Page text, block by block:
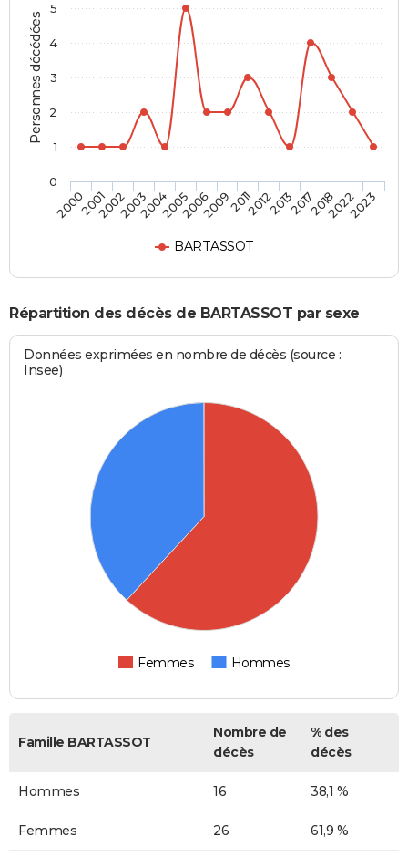
Personnes décédées
BARTASSOT
200020012002200320042005200620092011201220132017201820222023
0
1
2
3
4
5
Répartition des décès de BARTASSOT par sexe
Données exprimées en nombre de décès (source :
Insee)
Femmes Hommes
Famille BARTASSOT
Nombre de
décès
% des
décès
Hommes 16 38,1 %
Femmes 26 61,9 %